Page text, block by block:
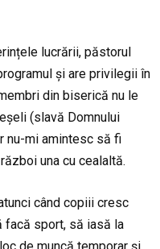
lucrării, păstorul
și are privilegii în
din biserică nu le
(slavă Domnului
nu-mi amintesc să fi
una cu cealaltă.
când copiii cresc
facă sport, să iasă la